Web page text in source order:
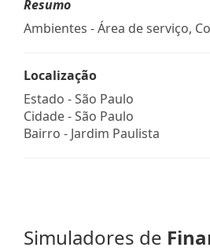
Resumo
Ambientes - Área de serviço,
Localização
Estado -São Paulo
Cidade -São Paulo
Bairro - Jardim Paulista
Simuladores de